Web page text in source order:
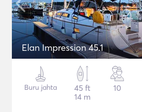
Elan Impression 45.1
Buru jahta
45 ft
14 m
10